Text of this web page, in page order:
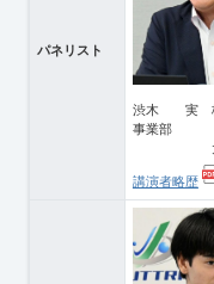
パネリスト
渋木 実 株
事業部
大井
講演者略歴